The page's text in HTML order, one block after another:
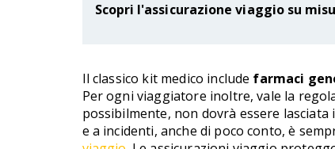
Scopri l'assicurazione viaggio su
Il classico kit medico include farmaci
Per ogni viaggiatore inoltre, vale la
possibilmente, non dovrà essere
e a incidenti, anche di poco conto, è